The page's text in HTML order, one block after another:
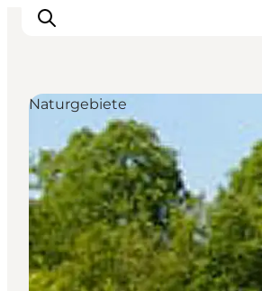
Erlebnisse
Städte und Regionen
Events
Übernachtung
Plane deine Reise
Booking
Naturgebiete